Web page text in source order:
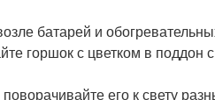
батарей и
горшок с цветком в поддон
его к свету